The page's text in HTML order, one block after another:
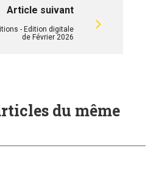
Article suivant
- Edition digitale
de Février 2026
du même